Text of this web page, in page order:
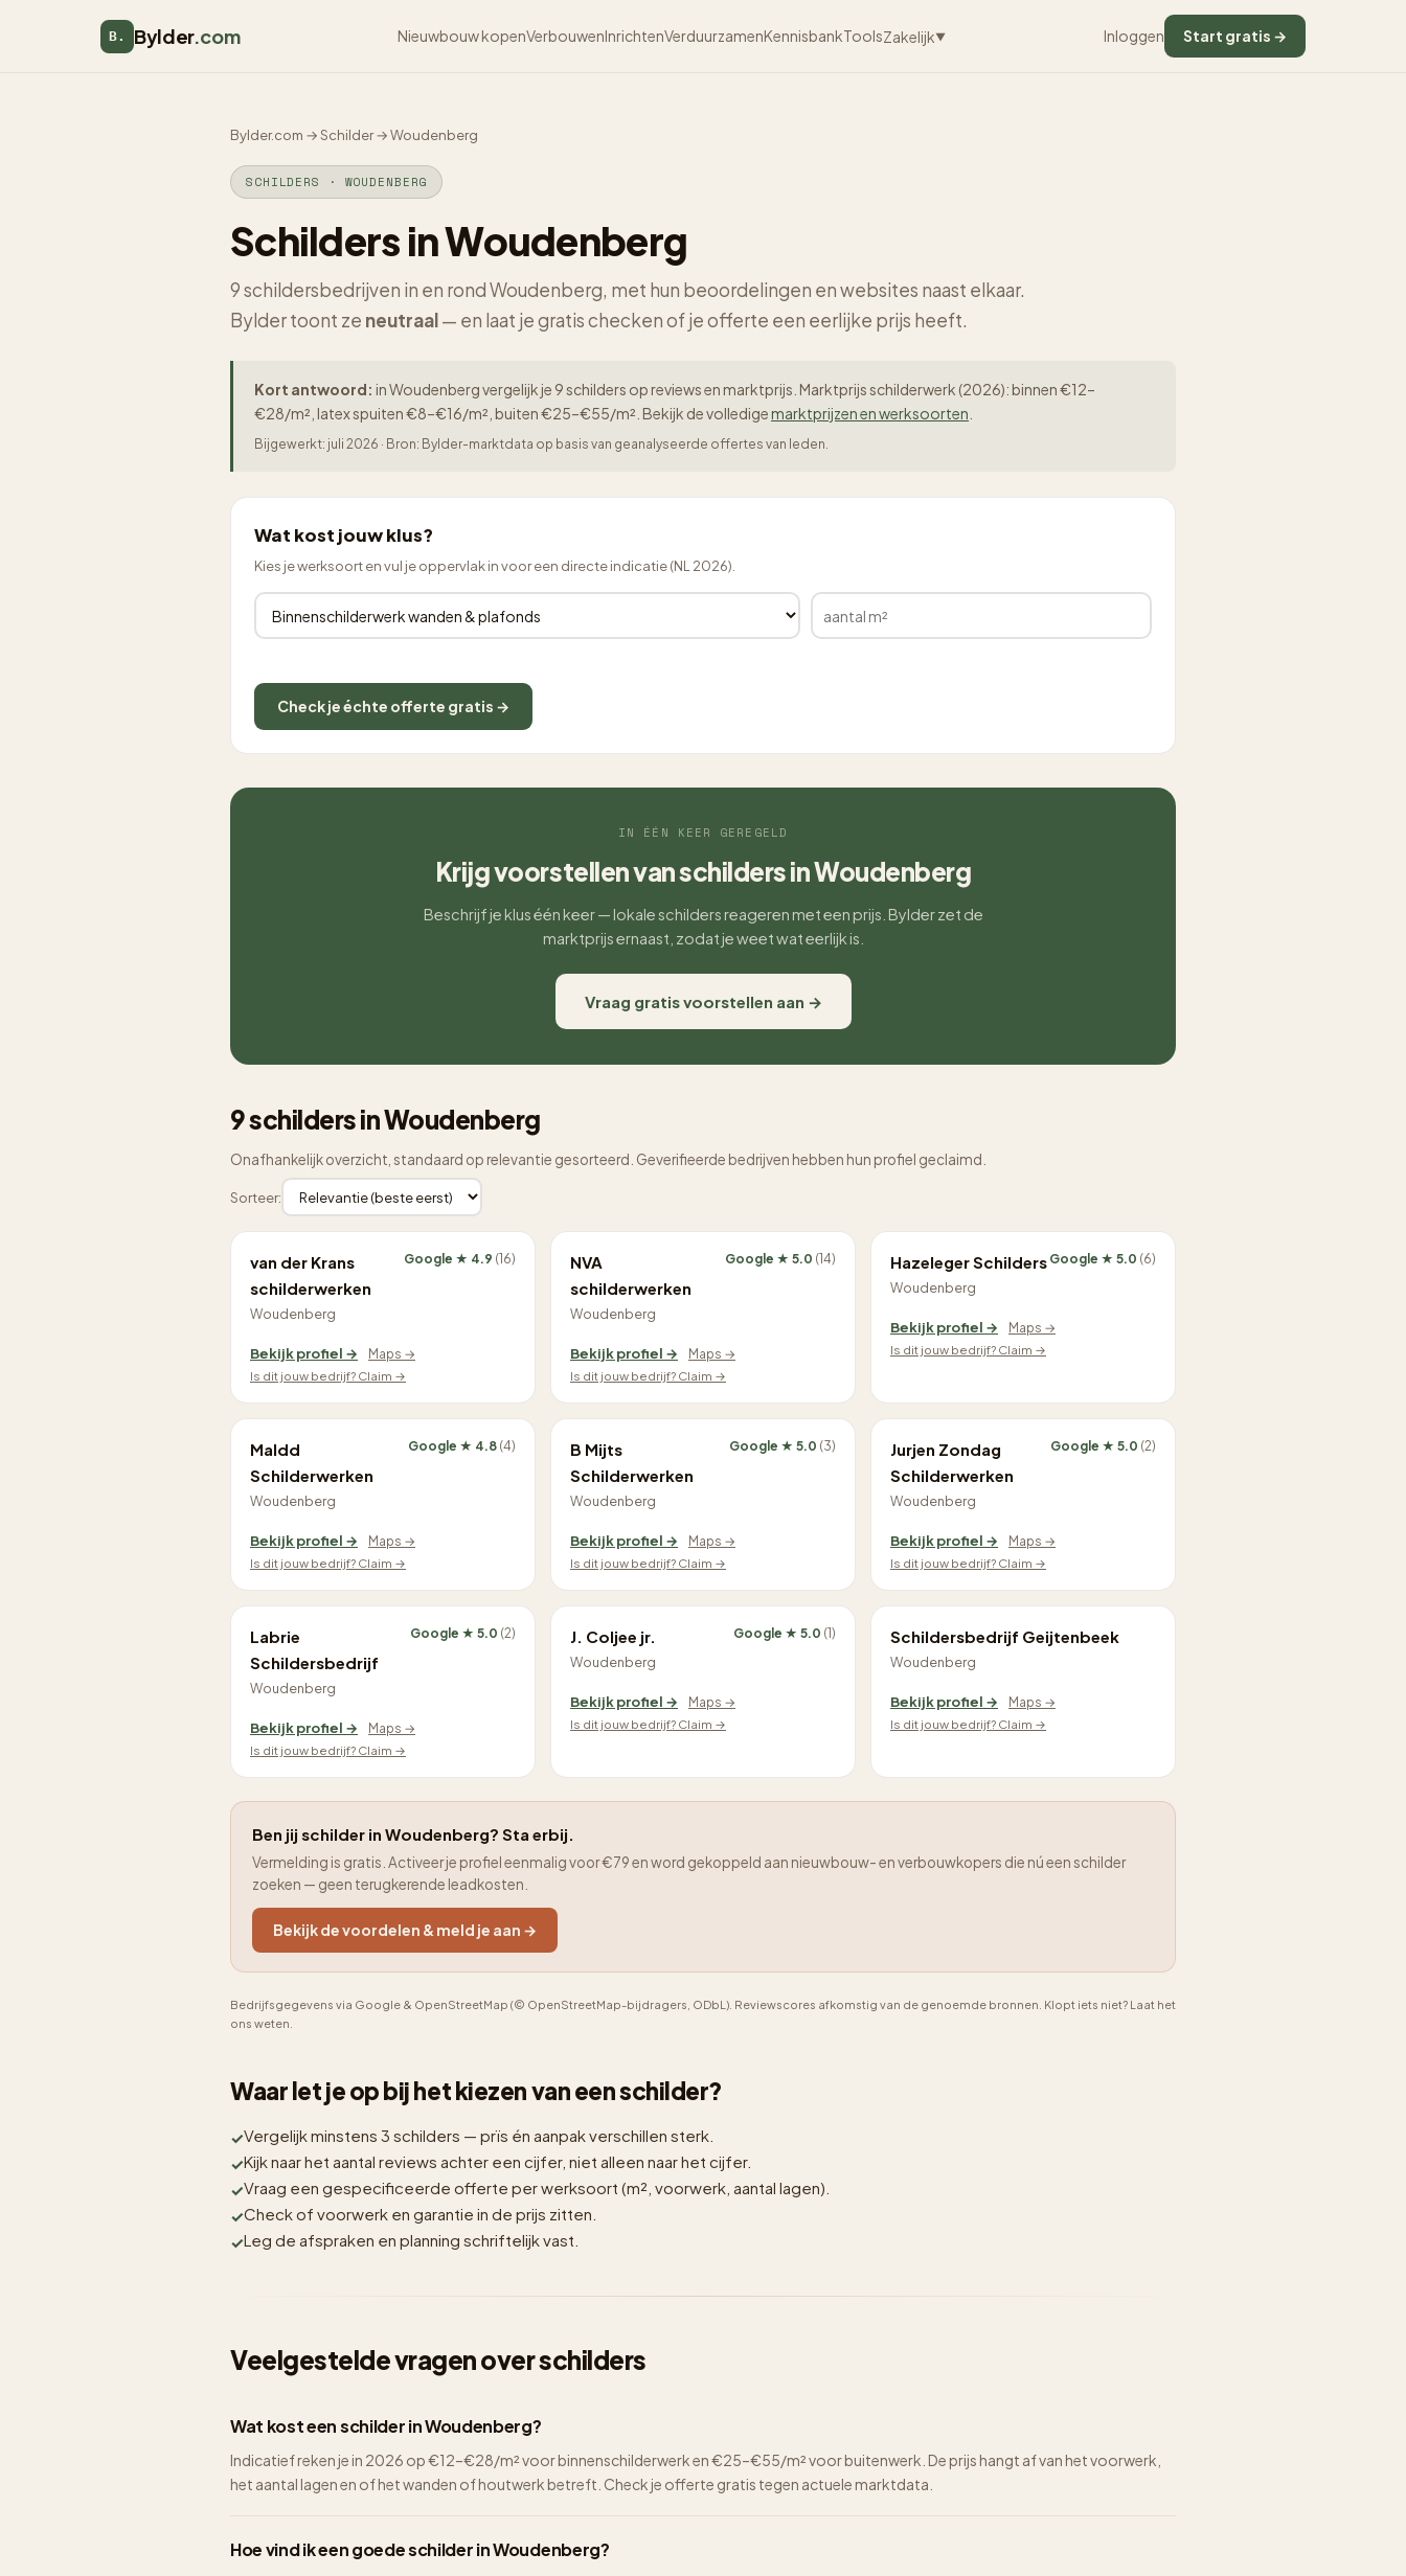
B. Bylder.com Nieuwbouw kopenVerbouwenInrichtenVerduurzamenKennisbankToolsZakelijk▼ Inloggen Start gratis →
Bylder.com →Schilder→Woudenberg
SCHILDERS · WOUDENBERG
Schilders in Woudenberg
9 schildersbedrijven in en rond Woudenberg, met hun beoordelingen en websites naast elkaar.
Bylder toont ze neutraal— en laat je gratis checken of je offerte een eerlijke prijs heeft.
Kort antwoord: in Woudenberg vergelijk je 9 schilders op reviews en marktprijs. Marktprijs schilderwerk (2026): binnen €12–
€28/m², latex spuiten €8–€16/m², buiten €25–€55/m². Bekijk de volledigemarktprijzen en werksoorten
Bijgewerkt: juli 2026 · Bron: Bylder-marktdata op basis van geanalyseerde offertes van leden.
Wat kost jouw klus?
Kies je werksoort en vul je oppervlak in voor een directe indicatie (NL 2026).
Check je échte offerte gratis →
IN ÉÉN KEER GEREGELD
Krijg voorstellen van schilders in Woudenberg
Beschrijf je klus één keer — lokale schilders reageren met een prijs. Bylder zet de
marktprijs ernaast, zodat je weet wat eerlijk is.
Vraag gratis voorstellen aan →
9 schilders in Woudenberg
Onafhankelijk overzicht, standaard op relevantie gesorteerd. Geverifieerde bedrijven hebben hun profiel geclaimd.
Sorteer:
van der Krans
schilderwerken
Woudenberg
Google ★ 4.9 (16)
Bekijk profiel →
Maps →
Is dit jouw bedrijf? Claim →
NVA
schilderwerken
Woudenberg
Google ★ 5.0 (14)
Bekijk profiel →
Maps →
Is dit jouw bedrijf? Claim →
Hazeleger Schilders
Woudenberg
Google ★ 5.0 (6)
Bekijk profiel →
Maps →
Is dit jouw bedrijf? Claim →
Maldd
Schilderwerken
Woudenberg
Google ★ 4.8 (4)
Bekijk profiel →
Maps →
Is dit jouw bedrijf? Claim →
B Mijts
Schilderwerken
Woudenberg
Google ★ 5.0 (3)
Bekijk profiel →
Maps →
Is dit jouw bedrijf? Claim →
Jurjen Zondag
Schilderwerken
Woudenberg
Google ★ 5.0 (2)
Bekijk profiel →
Maps →
Is dit jouw bedrijf? Claim →
Labrie
Schildersbedrijf
Woudenberg
Google ★ 5.0 (2)
Bekijk profiel →
Maps →
Is dit jouw bedrijf? Claim →
J. Coljee jr.
Woudenberg
Google ★ 5.0 (1)
Bekijk profiel →
Maps →
Is dit jouw bedrijf? Claim →
Schildersbedrijf Geijtenbeek
Woudenberg
Bekijk profiel →
Maps →
Is dit jouw bedrijf? Claim →
Ben jij schilder in Woudenberg? Sta erbij.
Vermelding is gratis. Activeer je profiel eenmalig voor €79 en word gekoppeld aan nieuwbouw- en verbouwkopers die nú een schilder
zoeken — geen terugkerende leadkosten.
Bekijk de voordelen & meld je aan →
Bedrijfsgegevens via Google & OpenStreetMap (© OpenStreetMap-bijdragers, ODbL). Reviewscores afkomstig van de genoemde bronnen. Klopt iets niet? Laat het
ons weten.
Waar let je op bij het kiezen van een schilder?
Vergelijk minstens 3 schilders — prïs én aanpak verschillen sterk.
Kijk naar het aantal reviews achter een cijfer, niet alleen naar het cijfer.
Vraag een gespecificeerde offerte per werksoort (m², voorwerk, aantal lagen).
Check of voorwerk en garantie in de prijs zitten.
Leg de afspraken en planning schriftelijk vast.
Veelgestelde vragen over schilders
Wat kost een schilder in Woudenberg?
Indicatief reken je in 2026 op €12–€28/m² voor binnenschilderwerk en €25–€55/m² voor buitenwerk. De prijs hangt af van het voorwerk,
het aantal lagen en of het wanden of houtwerk betreft. Check je offerte gratis tegen actuele marktdata.
Hoe vind ik een goede schilder in Woudenberg?